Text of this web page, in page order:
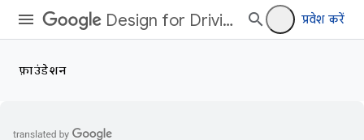
Design for Driving प्रवेश करें
फ़ाउंडेशन